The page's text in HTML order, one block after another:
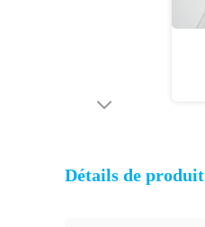
Détails de produit